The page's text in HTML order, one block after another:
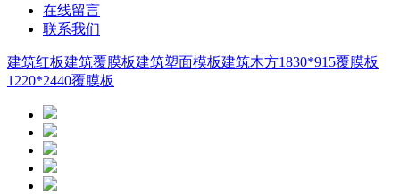
在线留言
联系我们
建筑红板建筑覆膜板建筑塑面模板建筑木方1830*915覆膜板
1220*2440覆膜板